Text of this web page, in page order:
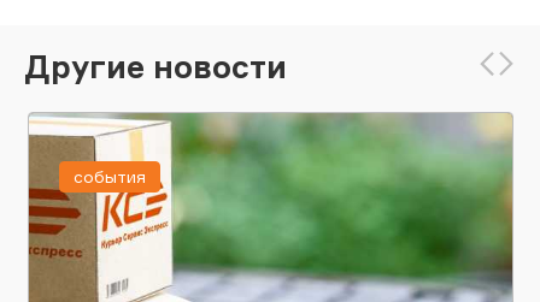
Другие новости
события